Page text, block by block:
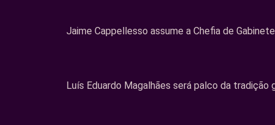
Jaime Cappellesso assume a Chefia de
Luís Eduardo Magalhães será palco da